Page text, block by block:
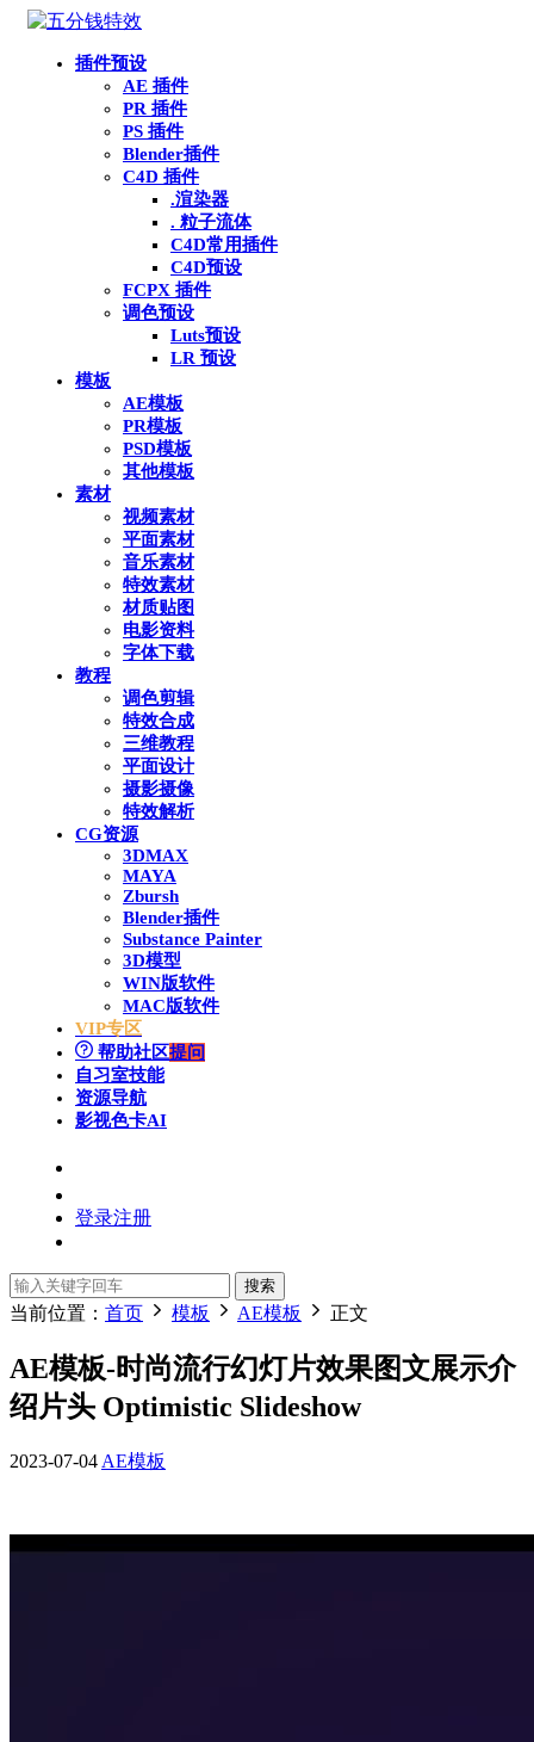
插件预设
AE 插件
PR 插件
PS 插件
Blender插件
C4D 插件
.渲染器
. 粒子流体
C4D常用插件
C4D预设
FCPX 插件
调色预设
Luts预设
LR 预设
模板
AE模板
PR模板
PSD模板
其他模板
素材
视频素材
平面素材
音乐素材
特效素材
材质贴图
电影资料
字体下载
教程
调色剪辑
特效合成
三维教程
平面设计
摄影摄像
特效解析
CG资源
3DMAX
MAYA
Zbursh
Blender插件
Substance Painter
3D模型
WIN版软件
MAC版软件
VIP专区
帮助社区提问
自习室技能
资源导航
影视色卡AI
登录注册
搜索
当前位置： 首页 模板 AE模板 正文
AE模板-时尚流行幻灯片效果图文展示介
绍片头 Optimistic Slideshow
2023-07-04 AE模板